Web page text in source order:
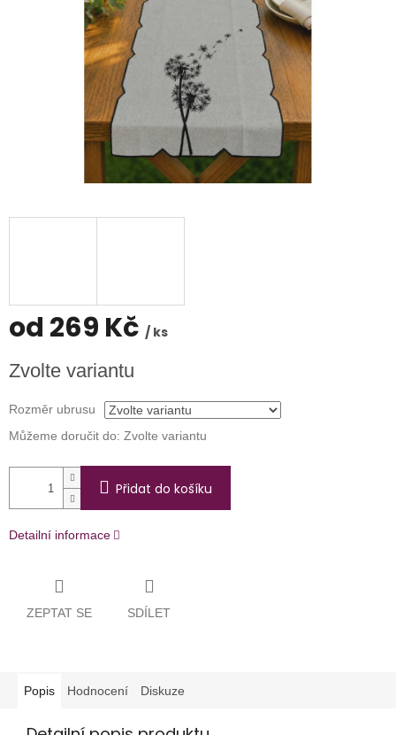
od 269 Kč / ks
cena:
Zvolte variantu
Rozměr ubrusu
Můžeme doručit do: Zvolte variantu
Přidat do košíku
Detailní informace
ZEPTAT SE SDÍLET
Popis Hodnocení Diskuze